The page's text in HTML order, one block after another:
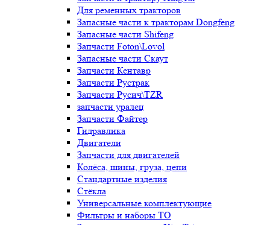
Для ременных тракторов
Запасные части к тракторам Dongfeng
Запасные части Shifeng
Запчасти Foton\Lovol
Запасные части Скаут
Запчасти Кентавр
Запчасти Рустрак
Запчасти Русич\TZR
запчасти уралец
Запчасти Файтер
Гидравлика
Двигатели
Запчасти для двигателей
Колёса, шины, груза, цепи
Стандартные изделия
Стёкла
Универсальные комплектующие
Фильтры и наборы ТО